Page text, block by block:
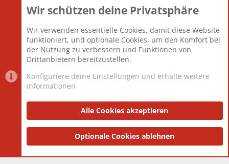
Themen
Mitglieder
12.425
Neuestes Mitglied
Toddster85
Datenschutzerklärung Impressum
Community platform by XenForo® © 2010-2025 XenForo Ltd.
and add-ons by ThemeHouse
Wir schützen deine Privatsphäre
Wir verwenden essentielle Cookies, damit diese Website
funktioniert, und optionale Cookies, um den Komfort bei
der Nutzung zu verbessern und Funktionen von
Drittanbietern bereitzustellen.
Konfiguriere deine Einstellungen und erhalte weitere
Informationen
Alle Cookies akzeptieren
Optionale Cookies ablehnen